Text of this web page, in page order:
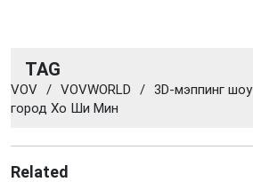
TAG
VOV / VOVWORLD / 3D-мэппинг шоу
город Хо Ши Мин
Related